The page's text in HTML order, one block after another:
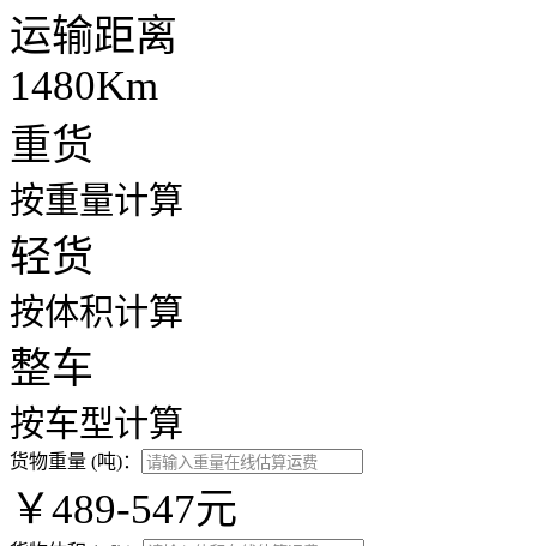
运输距离
1480Km
重货
按重量计算
轻货
按体积计算
整车
按车型计算
货物重量 (吨)：
￥489-547元